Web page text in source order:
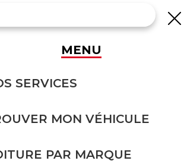
MULHOUSE
À
: IMPORTEZ EN
MENU
SERVICES
MON VÉHICULE
PAR MARQUE